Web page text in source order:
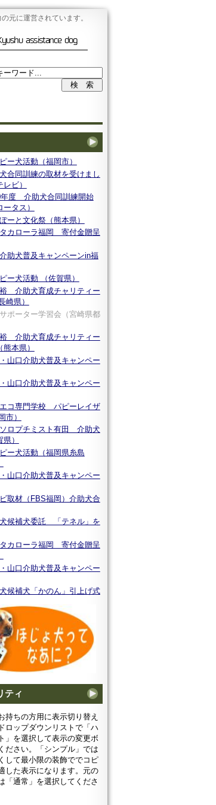
元に運営されています。
assistance dog
犬活動（福岡市）
合同訓練の取材を受けまし
ビ）
度 介助犬合同訓練開始
ータス）
と文化祭（熊本県）
カローラ福岡 寄付金贈呈
助犬普及キャンペーンin福
犬活動 （佐賀県）
介助犬育成チャリティー
崎県）
ポーター学習会（宮崎県都
介助犬育成チャリティー
本県）
山口介助犬普及キャンペー
山口介助犬普及キャンペー
コ専門学校 パピーレイザ
市）
ロプチミスト有田 介助犬
）
ー犬活動（福岡県糸島
山口介助犬普及キャンペー
取材（FBS福岡）介助犬合
候補犬委託 「テネル」を
カローラ福岡 寄付金贈呈
山口介助犬普及キャンペー
候補犬「かのん」引上げ式
ティ
持ちの方用に表示切り替え
ロップダウンリストで「ハ
」を選択して表示の変更ボ
ださい。「シンプル」では
して最小限の装飾ででコピ
した表示になります。元の
「通常」を選択してくださ